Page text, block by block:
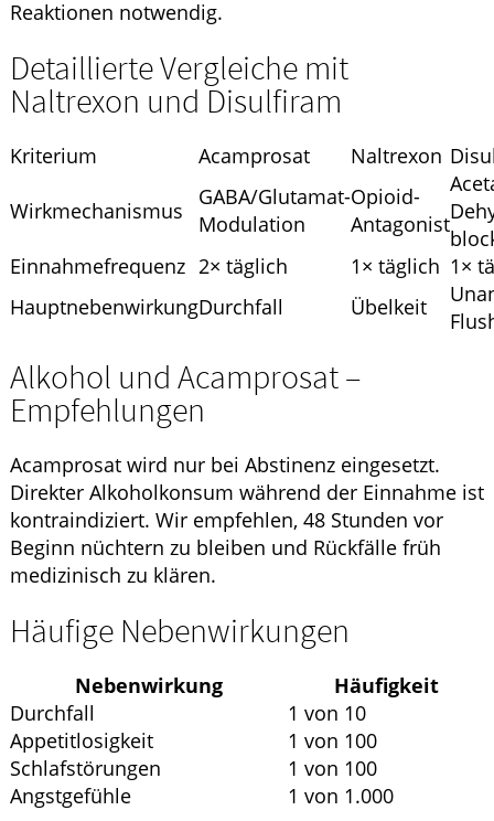
Reaktionen notwendig.
Detaillierte Vergleiche mit
Naltrexon und Disulfiram
Kriterium Acamprosat Naltrexon
Wirkmechanismus
GABA/Glutamat-
Modulation
Opioid-
Antagonist
Einnahmefrequenz 2× täglich 1× täglich 1×
HauptnebenwirkungDurchfall Übelkeit
Alkohol und Acamprosat –
Empfehlungen
Acamprosat wird nur bei Abstinenz eingesetzt.
Direkter Alkoholkonsum während der Einnahme ist
kontraindiziert. Wir empfehlen, 48 Stunden vor
Beginn nüchtern zu bleiben und Rückfälle früh
medizinisch zu klären.
Häufige Nebenwirkungen
Nebenwirkung
Häufigkeit
Durchfall
1 von 10
Appetitlosigkeit
1 von 100
Schlafstörungen
1 von 100
Angstgefühle
1 von 1.000